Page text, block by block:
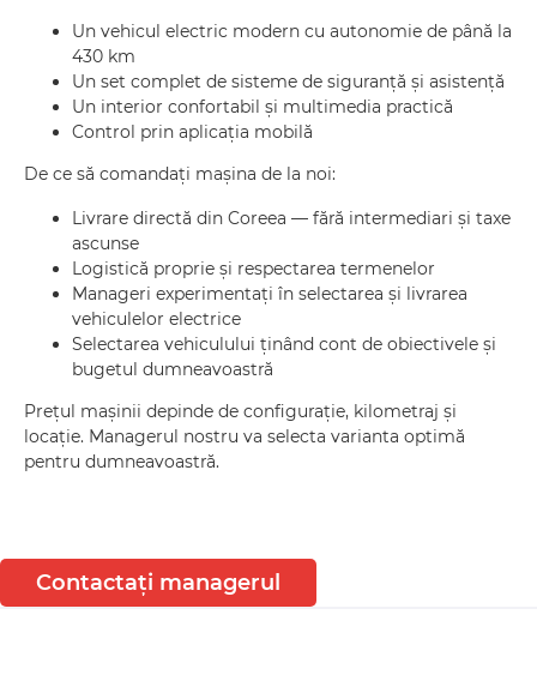
Un vehicul electric modern cu autonomie de până la
430 km
Un set complet de sisteme de siguranță și asistență
Un interior confortabil și multimedia practică
Control prin aplicația mobilă
De ce să comandați mașina de la noi:
Livrare directă din Coreea — fără intermediari și taxe
ascunse
Logistică proprie și respectarea termenelor
Manageri experimentați în selectarea și livrarea
vehiculelor electrice
Selectarea vehiculului ținând cont de obiectivele și
bugetul dumneavoastră
Prețul mașinii depinde de configurație, kilometraj și
locație. Managerul nostru va selecta varianta optimă
pentru dumneavoastră.
Contactați managerul